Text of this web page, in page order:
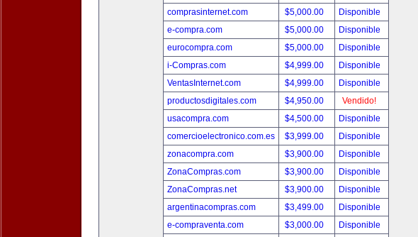
comprasinternet.com
$5,000.00
Disponible
e-compra.com
$5,000.00
Disponible
eurocompra.com
$5,000.00
Disponible
i-Compras.com
$4,999.00
Disponible
VentasInternet.com
$4,999.00
Disponible
productosdigitales.com
$4,950.00
Vendido!
usacompra.com
$4,500.00
Disponible
comercioelectronico.com.es
$3,999.00
Disponible
zonacompra.com
$3,900.00
Disponible
ZonaCompras.com
$3,900.00
Disponible
ZonaCompras.net
$3,900.00
Disponible
argentinacompras.com
$3,499.00
Disponible
e-compraventa.com
$3,000.00
Disponible